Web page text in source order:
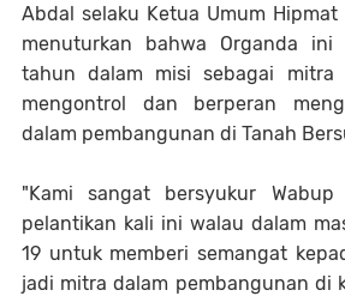
Abdal selaku Ketua Umum Hipmat
menuturkan bahwa Organda
tahun dalam misi sebagai mitra
mengontrol dan berperan
dalam pembangunan di Tanah
"Kami sangat bersyukur
pelantikan kali ini walau dalam
19 untuk memberi semangat
jadi mitra dalam pembangunan di